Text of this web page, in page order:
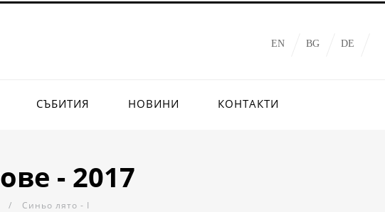
EN BG DE
СЪБИТИЯ НОВИНИ КОНТАКТИ
- 2017
/ Синьо лято - I